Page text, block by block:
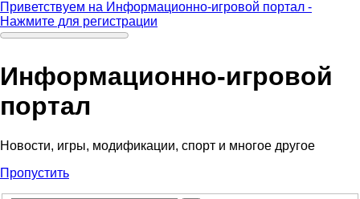
Приветствуем на Информационно-игровой портал -
Нажмите для регистрации
Информационно-игровой
портал
Новости, игры, модификации, спорт и многое другое
Пропустить